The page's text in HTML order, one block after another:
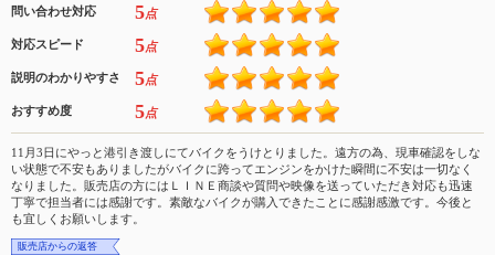
問い合わせ対応 5点
対応スピード 5点
説明のわかりやすさ 5点
おすすめ度 5点
11月3日にやっと港引き渡しにてバイクをうけとりました。遠方の為、現車確認をしな
い状態で不安もありましたがバイクに跨ってエンジンをかけた瞬間に不安は一切なく
なりました。販売店の方にはＬＩＮＥ商談や質問や映像を送っていただき対応も迅速
丁寧で担当者には感謝です。素敵なバイクが購入できたことに感謝感激です。今後と
も宜しくお願いします。
販売店からの返答